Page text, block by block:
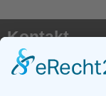
Kontakt
AKTX Pflege e.V.